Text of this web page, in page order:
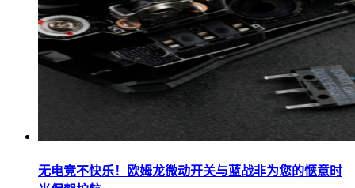
无电竞不快乐！欧姆龙微动开关与蓝战非为您的惬意时